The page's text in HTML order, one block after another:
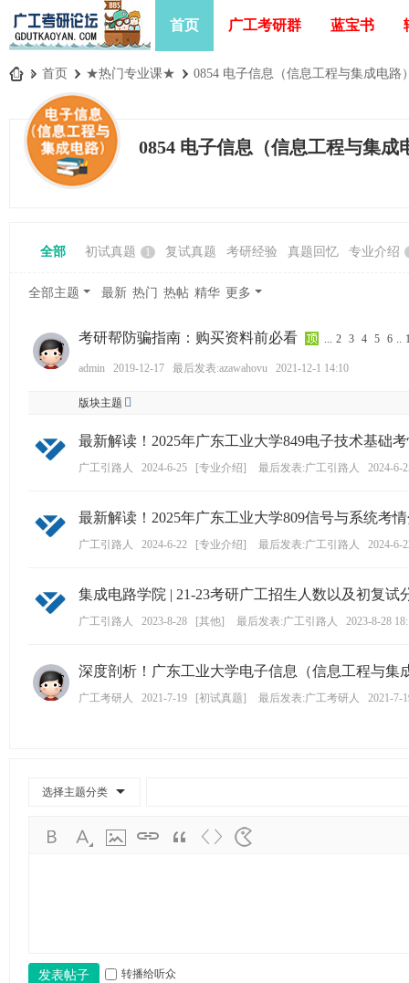
首页 广工考研群 蓝宝书
» 首页 › ★热门专业课★ › 0854 电子信息（信息工程与集成电路
0854 电子信息（信息工程与集成
全部 初试真题 1 复试真题 考研经验 真题回忆 专业介绍
全部主题 最新 热门 热帖 精华 更多
考研帮防骗指南：购买资料前必看 ... 2 3 4 5 6 ..
admin 2019-12-17 最后发表:azawahovu 2021-12-1 14:10
版块主题
最新解读！2025年广东工业大学849电子技术基础
广工引路人 2024-6-25 [专业介绍] 最后发表:广工引路人 2024-6-
最新解读！2025年广东工业大学809信号与系统考
广工引路人 2024-6-22 [专业介绍] 最后发表:广工引路人 2024-6-
集成电路学院 | 21-23考研广工招生人数以及初复试
广工引路人 2023-8-28 [其他] 最后发表:广工引路人 2023-8-28
深度剖析！广东工业大学电子信息（信息工程与集
广工考研人 2021-7-19 [初试真题] 最后发表:广工考研人 2021-7-
选择主题分类
发表帖子 转播给听众